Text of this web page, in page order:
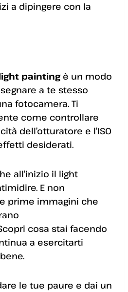
a dipingere con la
paintingè un modo
a te stesso
fotocamera. Ti
come controllare
dell’otturatore e l’ISO
desiderati.
all’inizio il light
E non
prime immagini che
cosa stai facendo
a esercitarti
le tue paure e dai un